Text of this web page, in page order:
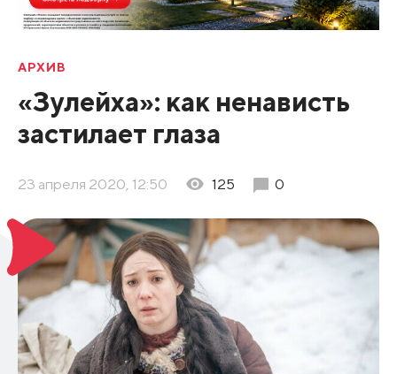
АРХИВ
«Зулейха»: как ненависть
застилает глаза
23 апреля 2020, 12:50 125 0